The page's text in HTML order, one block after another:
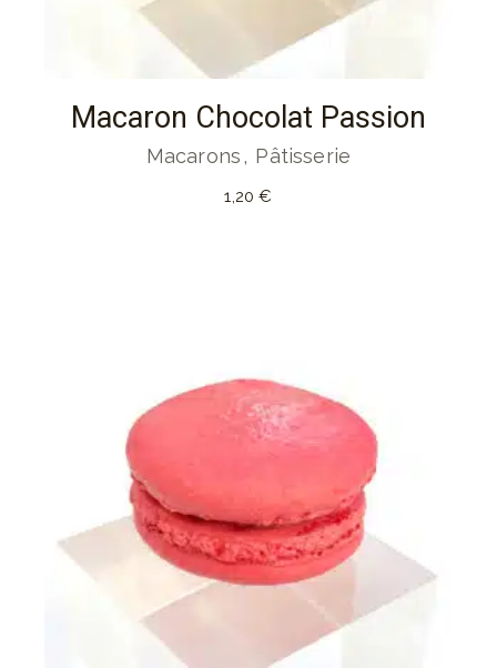
Macaron Chocolat Passion
Macarons Pâtisserie
1,20€